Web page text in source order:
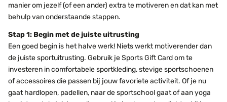
manier om jezelf (of een ander) extra te motiveren en dat kan met
behulp van onderstaande stappen.
Stap 1: Begin met de juiste uitrusting
Een goed begin is het halve werk! Niets werkt motiverender dan
de juiste sportuitrusting. Gebruik je Sports Gift Card om te
investeren in comfortabele sportkleding, stevige sportschoenen
of accessoires die passen bij jouw favoriete activiteit. Of je nu
gaat hardlopen, padellen, naar de sportschool gaat of aan yoga